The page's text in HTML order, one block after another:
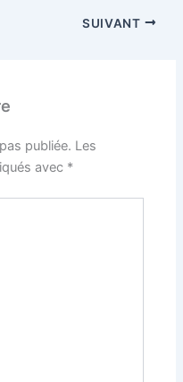
SUIVANT
publiée. Les
avec *